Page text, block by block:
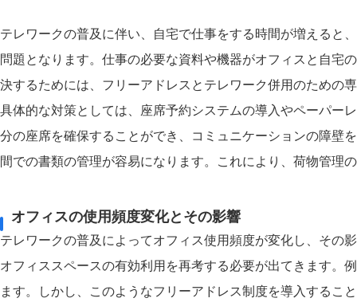
テレワークの普及に伴い、自宅で仕事をする時間が増えると
問題となります。仕事の必要な資料や機器がオフィスと自宅
決するためには、フリーアドレスとテレワーク併用のための
具体的な対策としては、座席予約システムの導入やペーパー
分の座席を確保することができ、コミュニケーションの障壁
間での書類の管理が容易になります。これにより、荷物管理
オフィスの使用頻度変化とその影響
テレワークの普及によってオフィス使用頻度が変化し、その
オフィススペースの有効利用を再考する必要が出てきます。
ます。しかし、このようなフリーアドレス制度を導入する